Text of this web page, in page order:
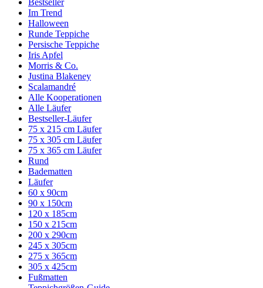
Bestseller
Im Trend
Halloween
Runde Teppiche
Persische Teppiche
Iris Apfel
Morris & Co.
Justina Blakeney
Scalamandré
Alle Kooperationen
Alle Läufer
Bestseller-Läufer
75 x 215 cm Läufer
75 x 305 cm Läufer
75 x 365 cm Läufer
Rund
Badematten
Läufer
60 x 90cm
90 x 150cm
120 x 185cm
150 x 215cm
200 x 290cm
245 x 305cm
275 x 365cm
305 x 425cm
Fußmatten